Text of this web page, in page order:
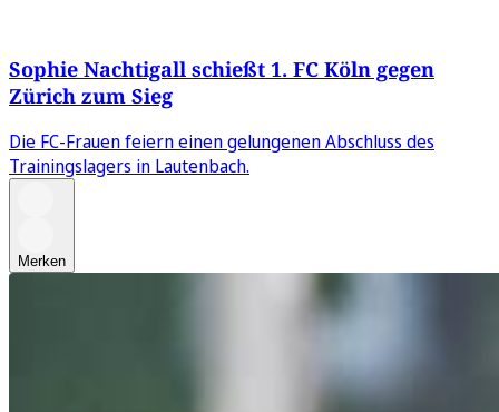
Sophie Nachtigall schießt 1. FC Köln gegen
Zürich zum Sieg
Die FC-Frauen feiern einen gelungenen Abschluss des
Trainingslagers in Lautenbach.
Merken